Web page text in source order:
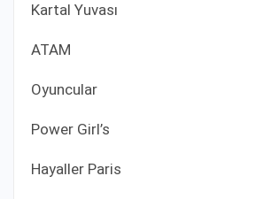
Kartal Yuvası
ATAM
Oyuncular
Power Girl’s
Hayaller Paris